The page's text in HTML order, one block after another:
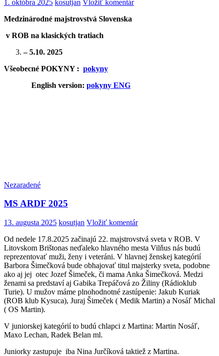
1. októbra 2025 kosutjan Vložiť komentár
Medzinárodné majstrovstvá Slovenska
v ROB na klasických tratiach
– 5.10. 2025
Všeobecné POKYNY : pokyny
English version: pokyny ENG
Nezaradené
MS ARDF 2025
13. augusta 2025 kosutjan Vložiť komentár
Od nedele 17.8.2025 začinajú 22. majstrovstvá sveta v ROB. V
Litovskom Brištonas neďaleko hlavného mesta Vilňus nás budú
reprezentovať muži, ženy i veteráni. V hlavnej ženskej kategórií
Barbora Šimečková bude obhajovať titul majsterky sveta, podobne
ako aj jej otec Jozef Šimeček, či mama Anka Šimečková. Medzi
ženami sa predstaví aj Gabika Trepáčová zo Žiliny (Rádioklub
Turie). U mužov máme plnohodnotné zastúpenie: Jakub Kuriak
(ROB klub Kysuca), Juraj Šimeček ( Medik Martin) a Nosáľ Michal
( OS Martin).
V juniorskej kategórií to budú chlapci z Martina: Martin Nosáľ,
Maxo Lechan, Radek Belan ml.
Juniorky zastupuje iba Nina Jurčíková taktiež z Martina.